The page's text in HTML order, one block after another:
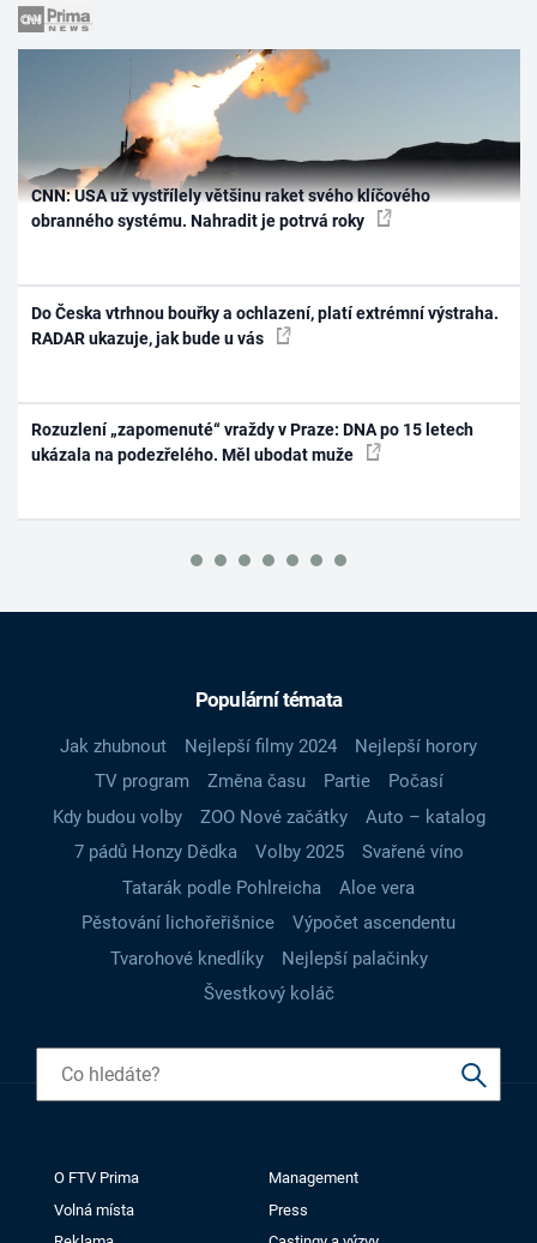
CNN: USA už vystřílely většinu raket svého klíčového
obranného systému. Nahradit je potrvá roky
Do Česka vtrhnou bouřky a ochlazení, platí extrémní výstraha.
RADAR ukazuje, jak bude u vás
Rozuzlení „zapomenuté“ vraždy v Praze: DNA po 15 letech
ukázala na podezřelého. Měl ubodat muže
Populární témata
Jak zhubnout Nejlepší filmy 2024
Nejlepší horory
TV program
Změna času Partie
Počasí
Kdy budou volby
ZOO Nové začátky
Auto – katalog
7 pádů Honzy Dědka
Volby 2025
Svařené víno
Tatarák podle Pohlreicha
Aloe vera
Pěstování lichořeřišnice
Výpočet ascendentu
Tvarohové knedlíky
Nejlepší palačinky
Švestkový koláč
O FTV Prima
Management
Volná místa
Press